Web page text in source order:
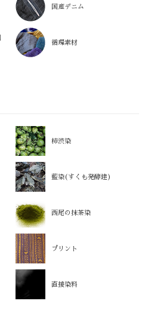
国産デニム
循環素材
柿渋染
藍染(すくも発酵建)
西尾の抹茶染
プリント
直接染料